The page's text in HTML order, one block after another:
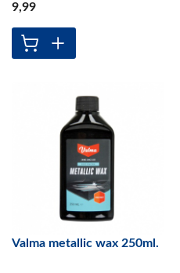
9,99
Valma metallic wax 250ml.